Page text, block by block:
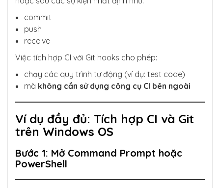
commit
push
receive
Việc tích hợp CI với Git hooks cho phép:
chạy các quy trình tự động (ví dụ: test code)
mà không cần sử dụng công cụ CI bên ngoài
Ví dụ đầy đủ: Tích hợp CI và Git
trên Windows OS
Bước 1: Mở Command Prompt hoặc
PowerShell